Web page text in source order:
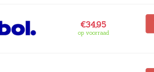
€34,95
op voorraad